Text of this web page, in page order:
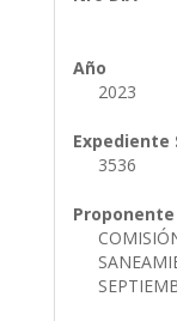
Año
2023
Expediente
3536
Proponente